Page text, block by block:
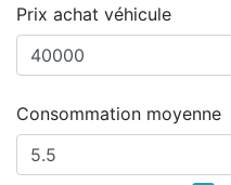
Prix achat véhicule
Consommation moyenne